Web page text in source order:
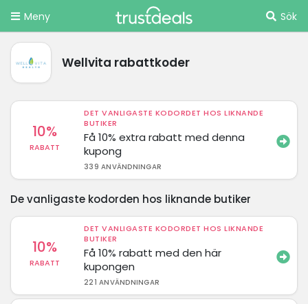
Meny Sök
Wellvita rabattkoder
10%
RABATT
DET VANLIGASTE KODORDET HOS LIKNANDE
BUTIKER
Få 10% extra rabatt med denna
kupong
339 ANVÄNDNINGAR
De vanligaste kodorden hos liknande butiker
10%
RABATT
DET VANLIGASTE KODORDET HOS LIKNANDE
BUTIKER
Få 10% rabatt med den här
kupongen
221 ANVÄNDNINGAR